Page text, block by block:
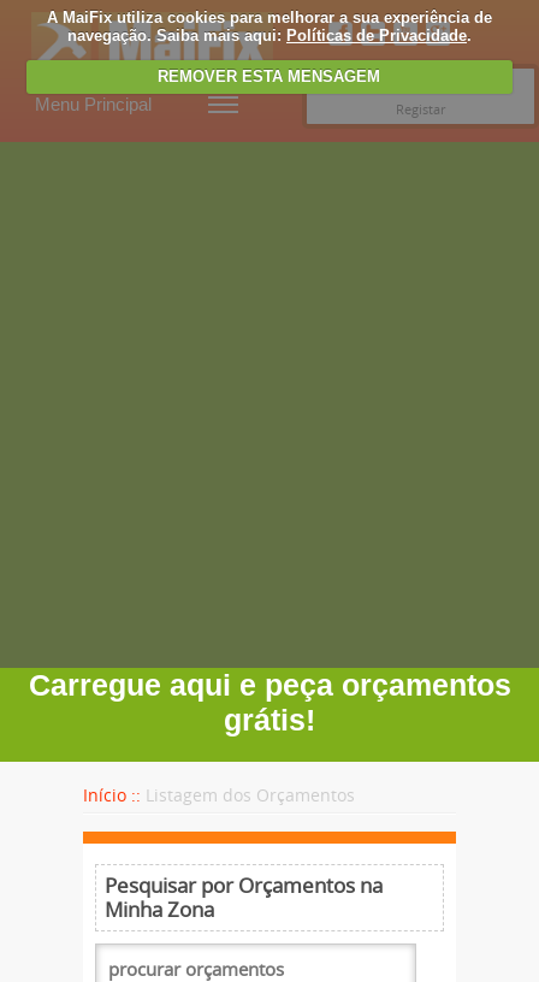
A MaiFix utiliza cookies para melhorar a sua experiência de
navegação. Saiba mais aqui: Políticas de Privacidade.
REMOVER ESTA MENSAGEM
Menu Principal
Registar
Carregue aqui e peça orçamentos
grátis!
Início :: Listagem dos Orçamentos
Pesquisar por Orçamentos na
Minha Zona